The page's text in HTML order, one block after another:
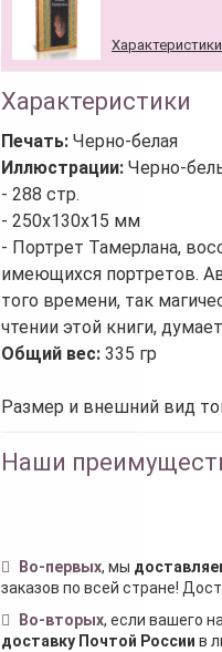
Характеристики
Характеристики
Печать: Черно-белая
Иллюстрации: Черно-
- 288 стр.
- 250х130х15 мм
- Портрет Тамерлана,
имеющихся портретов.
того времени, так
чтении этой книги,
Общий вес: 335 гр
Размер и внешний вид
Наши
Во-первых, мы
заказов по всей стране!
Во-вторых, если вашего
доставку Почтой России в